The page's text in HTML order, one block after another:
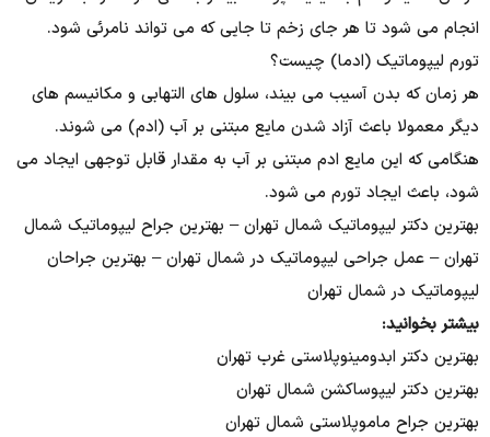
انجام می شود تا هر جای زخم تا جایی که می تواند نامرئی شود.
تورم لیپوماتیک (ادما) چیست؟
هر زمان که بدن آسیب می بیند، سلول های التهابی و مکانیسم های
دیگر معمولا باعث آزاد شدن مایع مبتنی بر آب (ادم) می شوند.
هنگامی که این مایع ادم مبتنی بر آب به مقدار قابل توجهی ایجاد می
شود، باعث ایجاد تورم می شود.
بهترین دکتر لیپوماتیک شمال تهران – بهترین جراح لیپوماتیک شمال
تهران – عمل جراحی لیپوماتیک در شمال تهران – بهترین جراحان
لیپوماتیک در شمال تهران
بیشتر بخوانید:
بهترین دکتر ابدومینوپلاستی غرب تهران
بهترین دکتر لیپوساکشن شمال تهران
بهترین جراح ماموپلاستی شمال تهران